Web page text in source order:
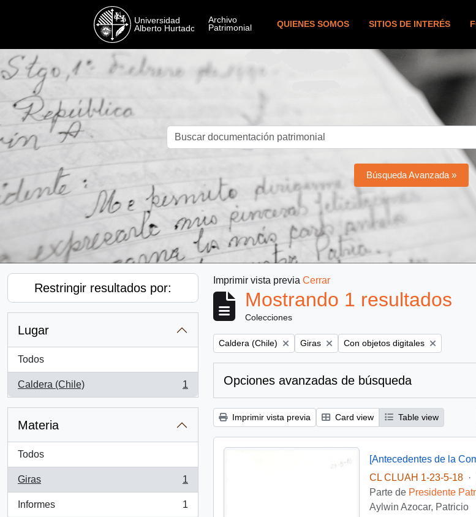
QUIENES SOMOS SITIOS DE INTERÉS
Búsqueda Avanzada »
Restringir resultados por:
Lugar
Todos
Caldera (Chile)
, 1 resultados
1
Materia
Todos
Giras
, 1 resultados
1
Informes
, 1 resultados
1
Imprimir vista previa Cerrar
Mostrando 1 resultados
Colecciones
Remove filter:
Caldera (Chile) Remove filter:
Giras Remove filter:
Con objetos digitales
Opciones avanzadas de búsqueda
Imprimir vista previa Card view Table view
[Antecedentes de la
CL CLUAH 1-23-5-18
·
Parte de Presidente
Aylwin Azocar, Patricio